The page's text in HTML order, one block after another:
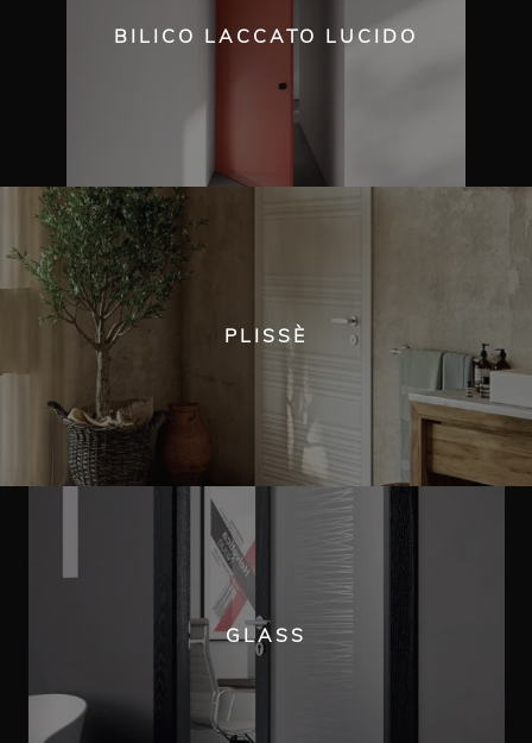
BILICO LACCATO LUCIDO
PLISSÈ
GLASS